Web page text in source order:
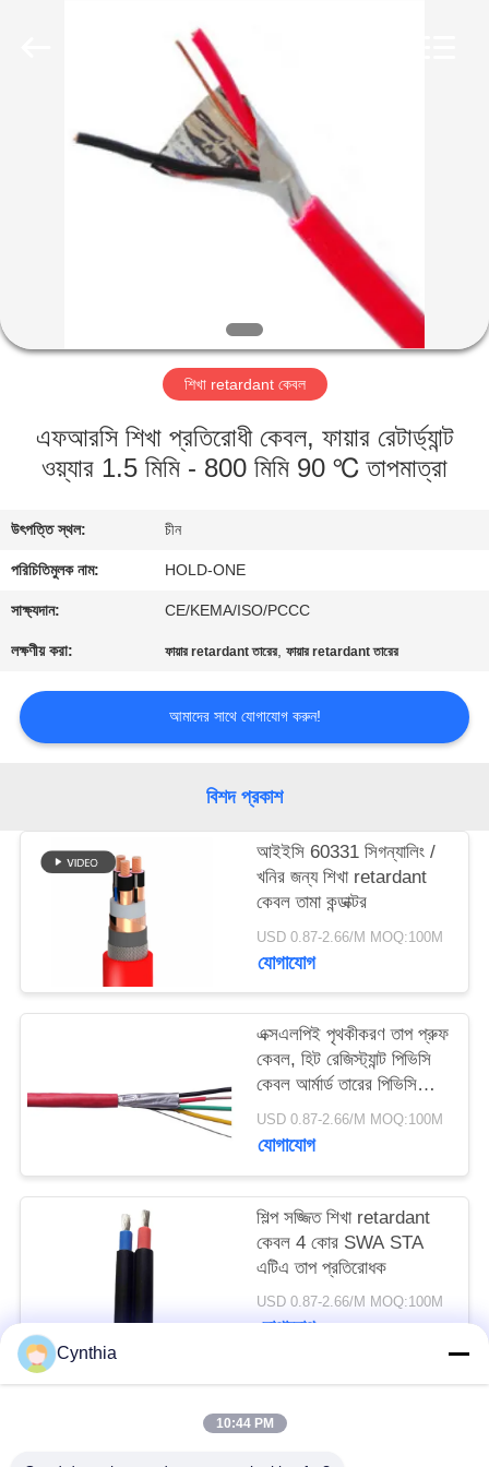
আমাদের
সম্পর্কে
কারখানা
ভ্রমণ
মান
নিয়ন্ত্রণ
যোগাযোগ
করুন
খবর
ম্যাপ
শিখা retardant কেবল
এফআরসি শিখা প্রতিরোধী কেবল, ফায়ার রেটার্ড্যান্ট
ওয়্যার 1.5 মিমি - 800 মিমি 90 ℃ তাপমাত্রা
উৎপত্তি স্থল: চীন
পরিচিতিমুলক নাম: HOLD-ONE
সাক্ষ্যদান: CE/KEMA/ISO/PCCC
লক্ষণীয় করা: ফায়ার retardant তারের,ফায়ার retardant তারের
আমাদের সাথে যোগাযোগ করুন!
বিশদ প্রকাশ
আইইসি 60331 সিগন্যালিং /
খনির জন্য শিখা retardant
কেবল তামা কন্ডাক্টর
USD 0.87-2.66/M MOQ:100M
যোগাযোগ
এক্সএলপিই পৃথকীকরণ তাপ প্রুফ
কেবল, হিট রেজিস্ট্যান্ট পিভিসি
কেবল আর্মার্ড তারের পিভিসি
জ্যাকেট
USD 0.87-2.66/M MOQ:100M
যোগাযোগ
শিল্প সজ্জিত শিখা retardant
কেবল 4 কোর SWA STA
এটিএ তাপ প্রতিরোধক
USD 0.87-2.66/M MOQ:100M
যোগাযোগ
Cynthia
10:44 PM